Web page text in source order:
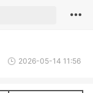
2026-05-14 11:56